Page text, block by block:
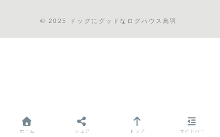
© 2025 ドッグにグッドなログハウス鳥羽.
ホーム シェア トップ サイドバー